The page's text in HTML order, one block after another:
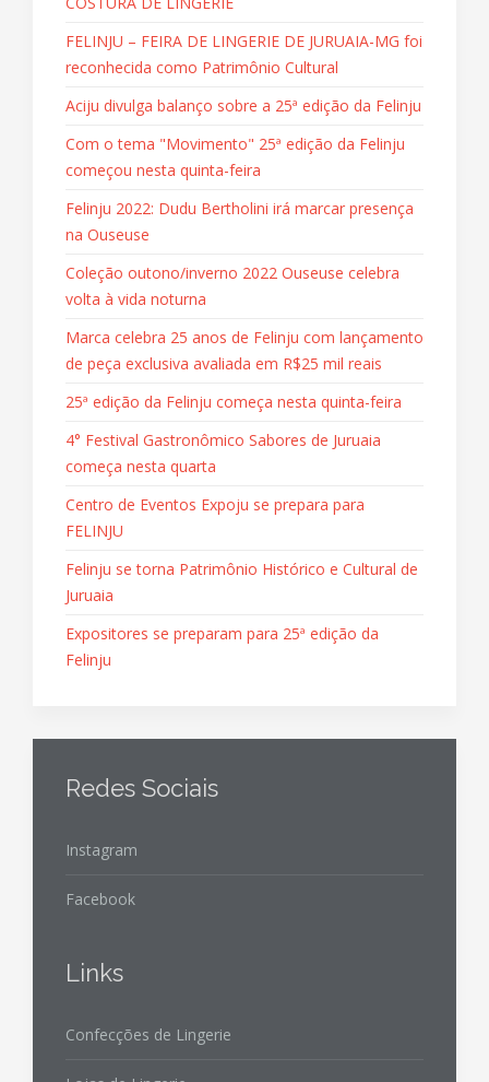
FELINJU – FEIRA DE LINGERIE DE JURUAIA-MG foi
reconhecida como Patrimônio Cultural
Aciju divulga balanço sobre a 25ª edição da Felinju
Com o tema "Movimento" 25ª edição da Felinju
começou nesta quinta-feira
Felinju 2022: Dudu Bertholini irá marcar presença
na Ouseuse
Coleção outono/inverno 2022 Ouseuse celebra
volta à vida noturna
Marca celebra 25 anos de Felinju com lançamento
de peça exclusiva avaliada em R$25 mil reais
25ª edição da Felinju começa nesta quinta-feira
4° Festival Gastronômico Sabores de Juruaia
começa nesta quarta
Centro de Eventos Expoju se prepara para
FELINJU
Felinju se torna Patrimônio Histórico e Cultural de
Juruaia
Expositores se preparam para 25ª edição da
Felinju
Redes Sociais
Instagram
Facebook
Links
Confecções de Lingerie